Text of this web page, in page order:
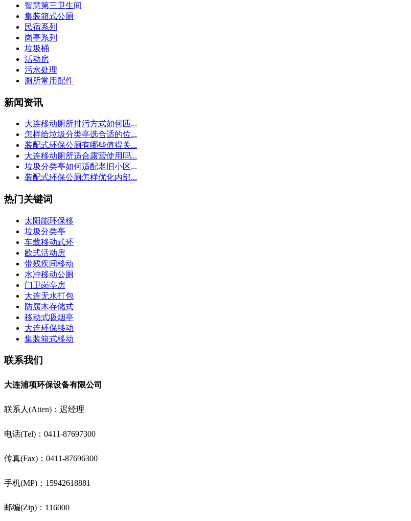
智慧第三卫生间
集装箱式公厕
民宿系列
岗亭系列
垃圾桶
活动房
污水处理
厕所常用配件
新闻资讯
大连移动厕所排污方式如何匹...
怎样给垃圾分类亭选合适的位...
装配式环保公厕有哪些值得关...
大连移动厕所适合露营使用吗...
垃圾分类亭如何适配老旧小区...
装配式环保公厕怎样优化内部...
热门关键词
太阳能环保移
垃圾分类亭
车载移动式环
欧式活动房
带残疾间移动
水冲移动公厕
门卫岗亭房
大连无水打包
防腐木存储式
移动式吸烟亭
大连环保移动
集装箱式移动
联系我们
大连浦项环保设备有限公司
联系人(Atten)：迟经理
电话(Tel)：0411-87697300
传真(Fax)：0411-87696300
手机(MP)：15942618881
邮编(Zip)：116000